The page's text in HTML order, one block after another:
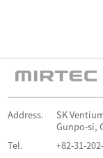
Address.
SK
Gunpo-si,
Tel.
+82-31-